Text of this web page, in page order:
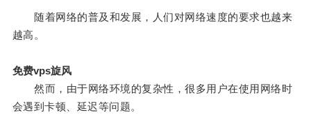
随着网络的普及和发展，人们对网络速度的要求也越来
越高。
免费vps旋风
然而，由于网络环境的复杂性，很多用户在使用网络时
会遇到卡顿、延迟等问题。